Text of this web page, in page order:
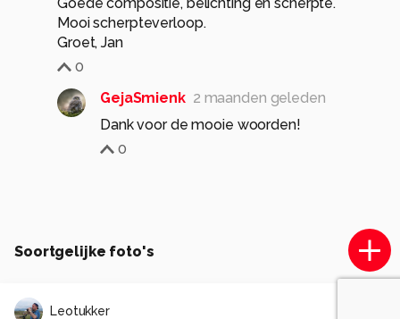
Mooi scherpteverloop.
Groet, Jan
0
GejaSmienk 2 maanden geleden
Dank voor de mooie woorden!
0
Soortgelijke foto's
Leotukker